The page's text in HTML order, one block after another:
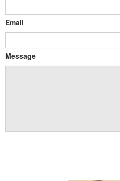
Email
Message